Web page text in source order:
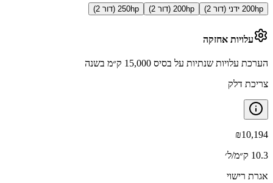
200hp ידני (דור 2) 200hp (דור 2) 250hp (דור 2)
עלויות אחזקה
הערכת עלויות שנתיות על בסיס 15,000 ק״מ בשנה
צריכת דלק
₪10,194
10.3 ק״מ/ל׳
אגרת רישוי